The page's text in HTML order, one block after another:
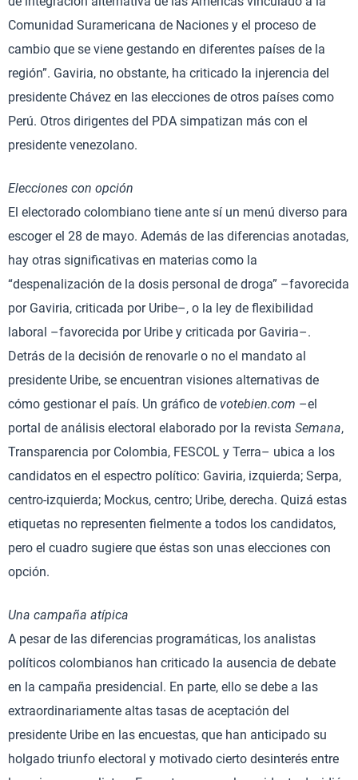
Comunidad Suramericana de Naciones y el proceso de
cambio que se viene gestando en diferentes países de la
región”. Gaviria, no obstante, ha criticado la injerencia del
presidente Chávez en las elecciones de otros países como
Perú. Otros dirigentes del PDA simpatizan más con el
presidente venezolano.
Elecciones con opción
El electorado colombiano tiene ante sí un menú diverso para
escoger el 28 de mayo. Además de las diferencias anotadas,
hay otras significativas en materias como la
“despenalización de la dosis personal de droga” –favorecida
por Gaviria, criticada por Uribe–, o la ley de flexibilidad
laboral –favorecida por Uribe y criticada por Gaviria–.
Detrás de la decisión de renovarle o no el mandato al
presidente Uribe, se encuentran visiones alternativas de
cómo gestionar el país. Un gráfico de votebien.com –el
portal de análisis electoral elaborado por la revista Semana,
Transparencia por Colombia, FESCOL y Terra– ubica a los
candidatos en el espectro político: Gaviria, izquierda; Serpa,
centro-izquierda; Mockus, centro; Uribe, derecha. Quizá estas
etiquetas no representen fielmente a todos los candidatos,
pero el cuadro sugiere que éstas son unas elecciones con
opción.
Una campaña atípica
A pesar de las diferencias programáticas, los analistas
políticos colombianos han criticado la ausencia de debate
en la campaña presidencial. En parte, ello se debe a las
extraordinariamente altas tasas de aceptación del
presidente Uribe en las encuestas, que han anticipado su
holgado triunfo electoral y motivado cierto desinterés entre